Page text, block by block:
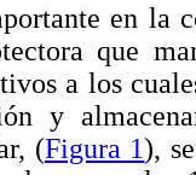
en la
que
a los
y
(Figura 1),